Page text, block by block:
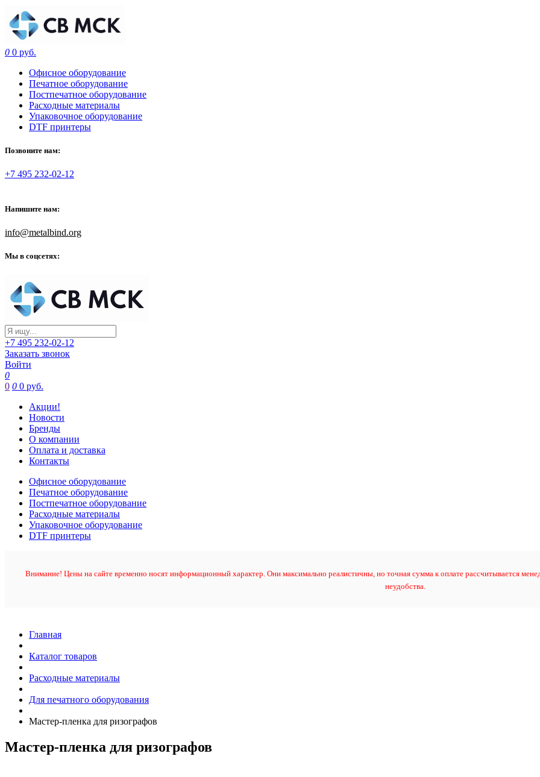
0 0 руб.
Офисное оборудование
Печатное оборудование
Постпечатное оборудование
Расходные материалы
Упаковочное оборудование
DTF принтеры
Позвоните нам:
+7 495 232-02-12
Напишите нам:
info@metalbind.org
Мы в соцсетях:
+7 495 232-02-12
Заказать звонок
Войти
0
0 0 0 руб.
Акции!
Новости
Бренды
О компании
Оплата и доставка
Контакты
Офисное оборудование
Печатное оборудование
Постпечатное оборудование
Расходные материалы
Упаковочное оборудование
DTF принтеры
Внимание! Цены на сайте временно носят информационный характер. Они максимально реалистичны, но точная сумма к оплате рассчитывается
неудобства.
Главная
Каталог товаров
Расходные материалы
Для печатного оборудования
Мастер-пленка для ризографов
Мастер-пленка для ризографов